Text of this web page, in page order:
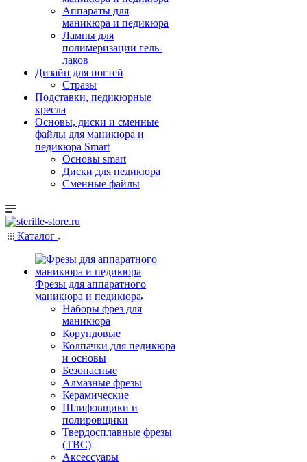
Аппараты для
маникюра и педикюра
Лампы для
полимеризации гель-
лаков
Дизайн для ногтей
Стразы
Подставки, педикюрные
кресла
Основы, диски и сменные
файлы для маникюра и
педикюра Smart
Основы smart
Диски для педикюра
Сменные файлы
Каталог
Фрезы для аппаратного
маникюра и педикюра
Наборы фрез для
маникюра
Корундовые
Колпачки для педикюра
и основы
Безопасные
Алмазные фрезы
Керамические
Шлифовщики и
полировщики
Твердосплавные фрезы
(ТВС)
Аксессуары